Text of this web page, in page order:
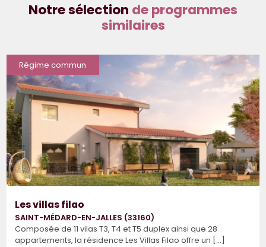
Notre sélection de programmes
similaires
Régime commun
Les villas filao
SAINT-MÉDARD-EN-JALLES (33160)
Composée de 11 vilas T3, T4 et T5 duplex ainsi que 28
appartements, la résidence Les Villas Filao offre un [...]